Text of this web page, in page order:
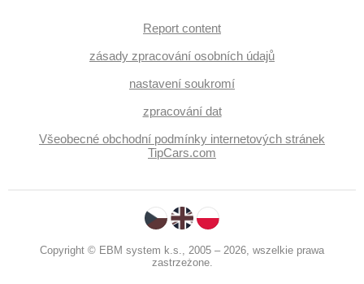
Report content
zásady zpracování osobních údajů
nastavení soukromí
zpracování dat
Všeobecné obchodní podmínky internetových stránek
TipCars.com
Copyright © EBM system k.s., 2005 – 2026, wszelkie prawa
zastrzeżone.